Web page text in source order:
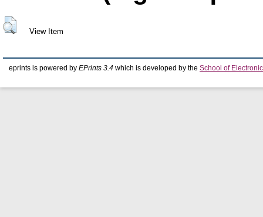
View Item
eprints is powered by EPrints 3.4 which is developed by the School of